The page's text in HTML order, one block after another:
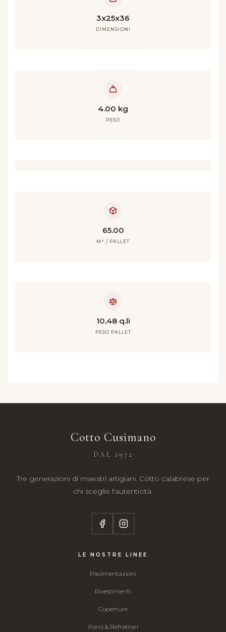
3x25x36
DIMENSIONI
4.00 kg
PESO
65.00
M² / PALLET
10,48 q.li
PESO PALLET
Cotto Cusimano
DAL 1972
Tre generazioni di maestri artigiani. Cotto calabrese per
chi sceglie l'autenticità.
LE NOSTRE LINEE
Pavimentazioni
Rivestimenti
Coperture
Forni & Refrattari